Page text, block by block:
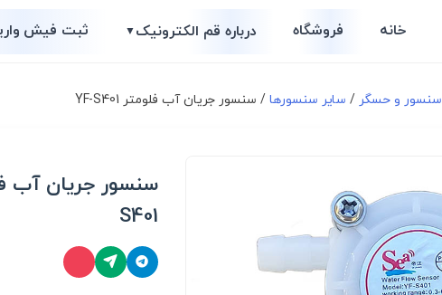
خانه فروشگاه درباره قم الکترونیک▼ ثبت فیش
سنسور و حسگر / سایر سنسورها / سنسور جریان آب فلومتر YF-S401
S401